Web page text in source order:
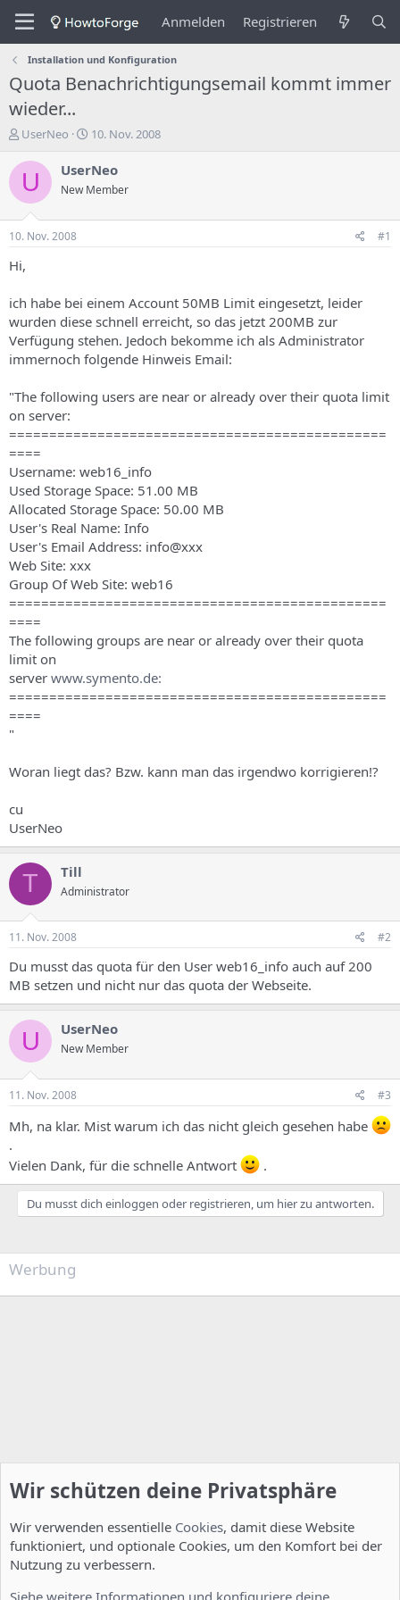
Anmelden Registrieren
Installation und Konfiguration
Quota Benachrichtigungsemail kommt immer
wieder...
E
s
e
r
d
s
T
h
e
a
s
UserNeo
E
s
e
d
a
t
u
10. Nov. 2008
U UserNeo
New Member
10. Nov. 2008 #1
Hi,
ich habe bei einem Account 50MB Limit eingesetzt, leider
wurden diese schnell erreicht, so das jetzt 200MB zur
Verfügung stehen. Jedoch bekomme ich als Administrator
immernoch folgende Hinweis Email:
"The following users are near or already over their quota limit
on server:
===============================================
====
Username: web16_info
Used Storage Space: 51.00 MB
Allocated Storage Space: 50.00 MB
User's Real Name: Info
User's Email Address: info@xxx
Web Site: xxx
Group Of Web Site: web16
===============================================
====
The following groups are near or already over their quota
limit on
server www.symento.de:
===============================================
====
"
Woran liegt das? Bzw. kann man das irgendwo korrigieren!?
cu
UserNeo
T Till
Administrator
11. Nov. 2008 #2
Du musst das quota für den User web16_info auch auf 200
MB setzen und nicht nur das quota der Webseite.
U UserNeo
New Member
11. Nov. 2008 #3
Mh, na klar. Mist warum ich das nicht gleich gesehen habe
.
Vielen Dank, für die schnelle Antwort
.
Du musst dich einloggen oder registrieren, um hier zu antworten.
Werbung
Wir schützen deine Privatsphäre
Wir verwenden essentielle Cookies, damit diese Website
funktioniert, und optionale Cookies, um den Komfort bei der
Nutzung zu verbessern.
Siehe weitere Informationen und konfiguriere deine